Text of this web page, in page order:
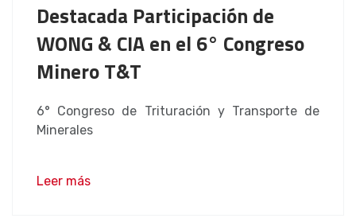
Destacada Participación de
WONG & CIA en el 6° Congreso
Minero T&T
6° Congreso de Trituración y Transporte de
Minerales
Leer más